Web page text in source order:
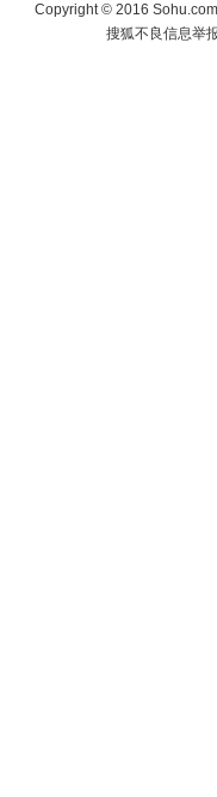
Copyright©2016
搜狐不良信息举